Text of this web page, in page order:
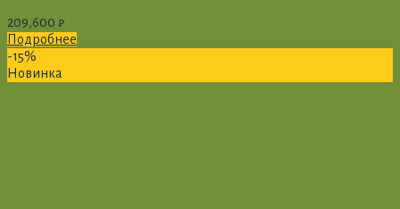
209,600 ₽
Подробнее
-15%
Новинка